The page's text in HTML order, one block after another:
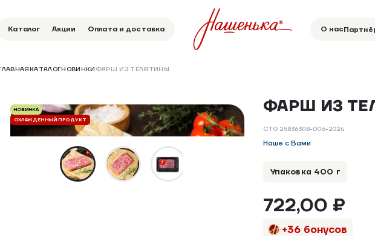
Каталог Акции Оплата и доставка О нас
КАТАЛОГНОВИНКИ ФАРШ ИЗ ТЕЛЯТИНЫ
НОВИНКА
ОХЛАЖДЕННЫЙ ПРОДУКТ
НОВИНКА
ФАРШ ИЗ
СТО 25836308-006-2024
Наше с Вами
Упаковка 400 г
722,00 ₽
+36 бонусов